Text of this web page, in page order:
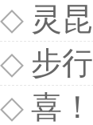
◇ 灵
◇ 步行
◇ 喜！